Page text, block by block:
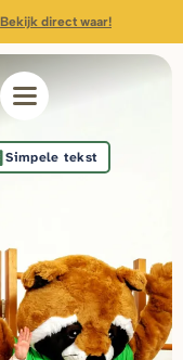
Bekijk direct waar!
Simpele tekst